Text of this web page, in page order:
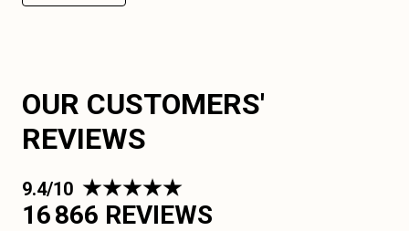
OUR CUSTOMERS'
REVIEWS
9.4/10
16 866 REVIEWS